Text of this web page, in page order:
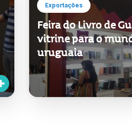
Exportações
Feira do Livro de
vitrine para o
uruguaia